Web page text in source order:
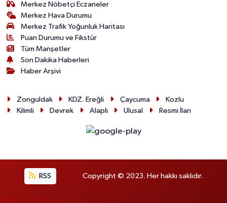
Merkez Nöbetçi Eczaneler
Merkez Hava Durumu
Merkez Trafik Yoğunluk Haritası
Puan Durumu ve Fikstür
Tüm Manşetler
Son Dakika Haberleri
Haber Arşivi
Zonguldak KDZ. Ereğli Çaycuma
Kozlu
Kilimli
Devrek Alaplı Ulusal Resmi İlan
RSS Copyright © 2023. Her hakkı saklıdır.